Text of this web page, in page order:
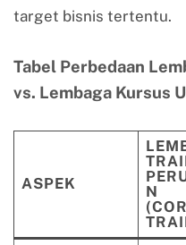
target bisnis tertentu.
Tabel Perbedaan
vs. Lembaga Kursus
ASPEK
N